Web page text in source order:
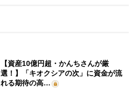
【資産10億円超・かんちさんが厳
選！】「キオクシアの次」に資金が流
れる期待の高…